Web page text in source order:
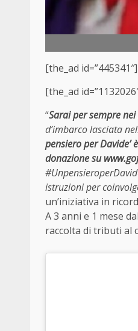
[the_ad id=”445341″]
[the_ad
“Sarai per sempre
d’imbarco lasciata
pensiero per
donazione su
istruzioni per
un’iniziativa in
A 3 anni e 1 mese
raccolta di tributi al